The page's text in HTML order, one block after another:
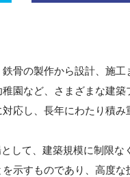
鉄骨の製作から設計、施
園など、さまざまな建
応し、長年にわたり積
して、建築規模に制限
示すものであり、高度